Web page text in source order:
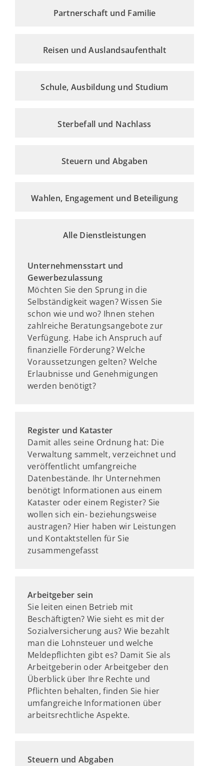
Partnerschaft und Familie
Reisen und Auslandsaufenthalt
Schule, Ausbildung und Studium
Sterbefall und Nachlass
Steuern und Abgaben
Wahlen, Engagement und Beteiligung
Alle Dienstleistungen
Unternehmensstart und
Gewerbezulassung
Möchten Sie den Sprung in die
Selbständigkeit wagen? Wissen Sie
schon wie und wo? Ihnen stehen
zahlreiche Beratungsangebote zur
Verfügung. Habe ich Anspruch auf
finanzielle Förderung? Welche
Voraussetzungen gelten? Welche
Erlaubnisse und Genehmigungen
werden benötigt?
Register und Kataster
Damit alles seine Ordnung hat: Die
Verwaltung sammelt, verzeichnet und
veröffentlicht umfangreiche
Datenbestände. Ihr Unternehmen
benötigt Informationen aus einem
Kataster oder einem Register? Sie
wollen sich ein- beziehungsweise
austragen? Hier haben wir Leistungen
und Kontaktstellen für Sie
zusammengefasst
Arbeitgeber sein
Sie leiten einen Betrieb mit
Beschäftigten? Wie sieht es mit der
Sozialversicherung aus? Wie bezahlt
man die Lohnsteuer und welche
Meldepflichten gibt es? Damit Sie als
Arbeitgeberin oder Arbeitgeber den
Überblick über Ihre Rechte und
Pflichten behalten, finden Sie hier
umfangreiche Informationen über
arbeitsrechtliche Aspekte.
Steuern und Abgaben